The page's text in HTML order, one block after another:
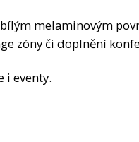
melaminovým
zóny či doplnění
i eventy.